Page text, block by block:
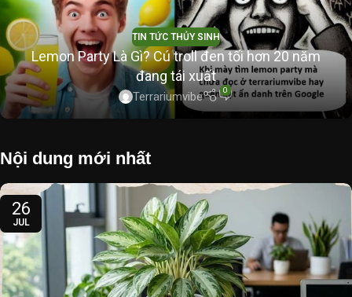
TIN TỨC THỦY SINH
Lemon Party Là Gì? Cú troll đen tối hơn 20 năm
đang tái xuất
Terrariumvibe 0
Nội dung mới nhất
26
JUL